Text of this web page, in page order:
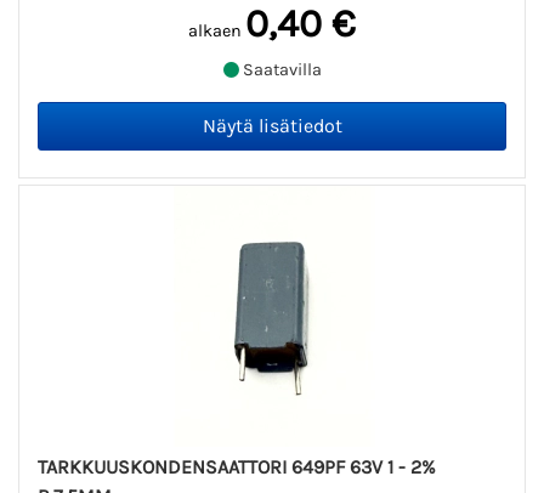
alkaen 0,40 €
Saatavilla
TARKKUUSKONDENSAATTORI 649PF 63V 1 - 2%